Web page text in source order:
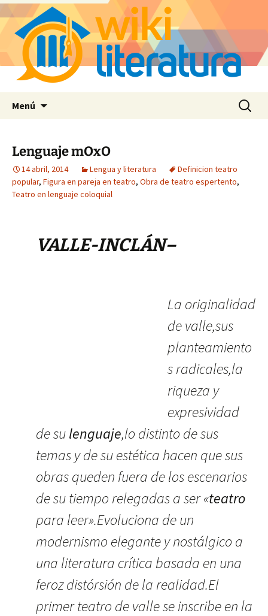
Menú Buscar:
Lenguaje mOxO
14 abril, 2014 Lengua y literatura
Definicion teatro
popular, Figura en pareja en teatro, Obra de teatro espertento,
Teatro en lenguaje coloquial
VALLE-INCLÁN–
La originalidad
de valle,sus
planteamiento
s radicales,la
riqueza y
expresividad
de sulenguaje,lo distinto de sus
temas y de su estética hacen que sus
obras queden fuera de los escenarios
de su tiempo relegadas a ser «teatro
para leer».Evoluciona de un
modernismo elegante y nostálgico a
una literatura crítica basada en una
feroz distórsión de la realidad.El
primer teatro de valle se inscribe en la